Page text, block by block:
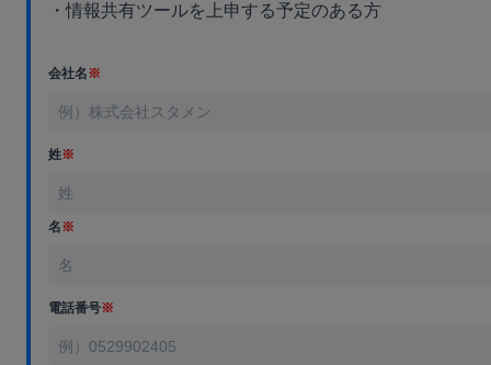
・情報共有ツールを上申する予定のある方
会社名※
姓※
名※
電話番号※